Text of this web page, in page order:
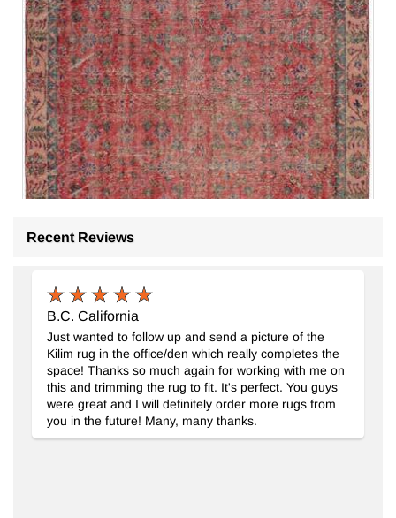
El Dokuma Vintage Halı- K0083090
161 cm x 276 cm
19.103
Recent Reviews
B.C. California
Just wanted to follow up and send a picture of the
Kilim rug in the office/den which really completes the
space! Thanks so much again for working with me on
this and trimming the rug to fit. It's perfect. You guys
were great and I will definitely order more rugs from
you in the future! Many, many thanks.